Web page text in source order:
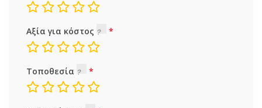
Αξία για κόστος
Τοποθεσία